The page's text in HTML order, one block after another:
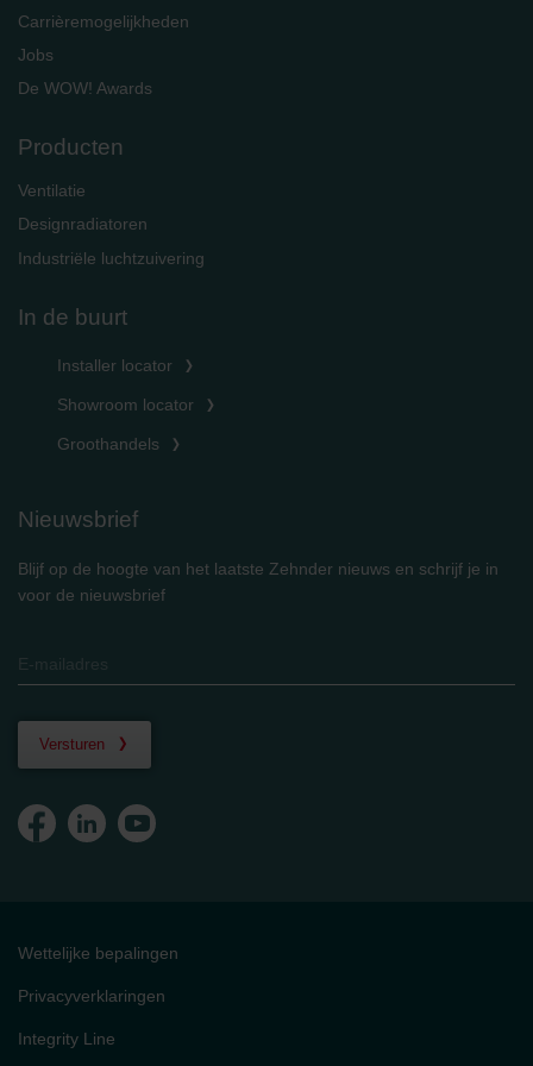
Carrièremogelijkheden
Jobs
De WOW! Awards
Producten
Ventilatie
Designradiatoren
Industriële luchtzuivering
In de buurt
Installer locator
Showroom locator
Groothandels
Nieuwsbrief
Blijf op de hoogte van het laatste Zehnder nieuws en schrijf je in
voor de nieuwsbrief
Versturen
Wettelijke bepalingen
Privacyverklaringen
Integrity Line